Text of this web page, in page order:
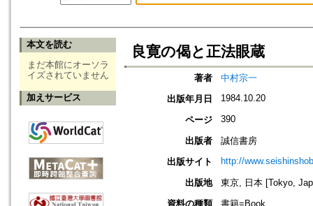
本文を読む
まだ本館にオーソラ
イズされていません
加えサービス
良寛の偈と正法眼蔵
著者
中村宗一
出版年月日
1984.10.20
ページ 390
出版者
誠信書房
出版サイト
http://
出版地
東京, 日本 [Tokyo,
資料の種類
書籍=Book